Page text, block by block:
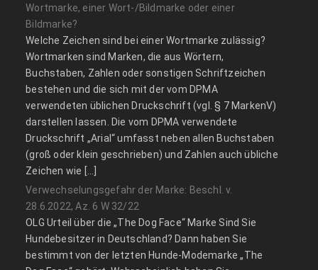
Wortmarke, einer Wort-/Bildmarke oder einer
Bildmarke?
Welche Zeichen sind bei einer Wortmarke zulässig?
Wortmarken sind Marken, die aus Wörtern,
Buchstaben, Zahlen oder sonstigen Schriftzeichen
bestehen und die sich mit der vom DPMA
verwendeten üblichen Druckschrift (vgl. § 7 MarkenV)
darstellen lassen. Die vom DPMA verwendete
Druckschrift „Arial“ umfasst neben allen Buchstaben
(groß oder klein geschrieben) und Zahlen auch übliche
Zeichen wie […]
Verwechselungsgefahr der Marke: Beschl. v.
28.6.2022, Az. 6 W 32/22
OLG Urteil über die „The Dog Face“ Marke Sind Sie
Hundebesitzer in Deutschland? Dann haben Sie
bestimmt von der letzten Hunde-Modemarke „The